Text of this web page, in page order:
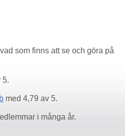
som finns att se och göra på
5.
med 4,79 av 5.
i många år.